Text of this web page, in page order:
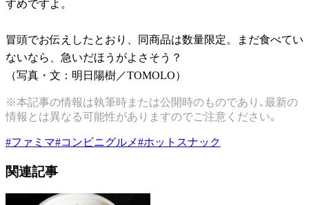
すめですよ。
冒頭でお伝えしたとおり、同商品は数量限定。まだ食べてい
ないなら、急いだほうがよさそう？
（写真・文：明日陽樹／TOMOLO）
※本記事の情報は執筆時または公開時のものであり､最新の
情報とは異なる可能性がありますのでご注意ください｡
#ファミマ#コンビニグルメ#ホットスナック
関連記事